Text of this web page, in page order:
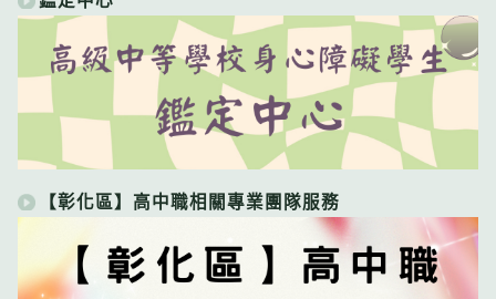
【彰化區】高中職相關專業團隊服務